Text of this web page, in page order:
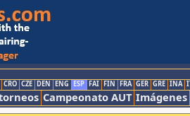
CRO CZE DEN ENG ESP FAI FIN FRA GER GRE INA
Campeonato AUT Imágenes